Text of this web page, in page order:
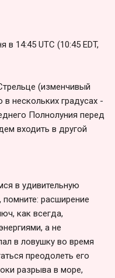
14:45 UTC (10:45 EDT,
(изменчивый
нескольких градусах -
Полнолуния перед
входить в другой
в удивительную
расширение
как всегда,
а не
в ловушку во время
преодолеть его
разрыва в море,